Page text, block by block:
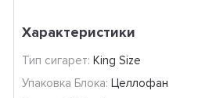
Характеристики
Тип сигарет: King Size
Упаковка Блока: Целлофан